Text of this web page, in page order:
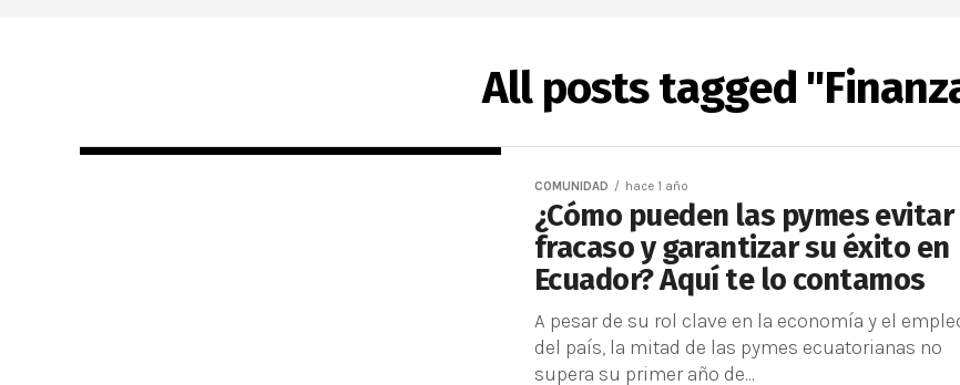
All posts tagged
COMUNIDAD hace 1 año
¿Cómo pueden las pymes
fracaso y garantizar su éxito en
Ecuador? Aquí te lo contamos
A pesar de su rol clave en la economía y el
del país, la mitad de las pymes ecuatorianas no
supera su primer año de...